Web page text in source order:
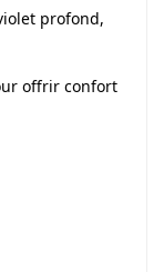
profond,
offrir confort